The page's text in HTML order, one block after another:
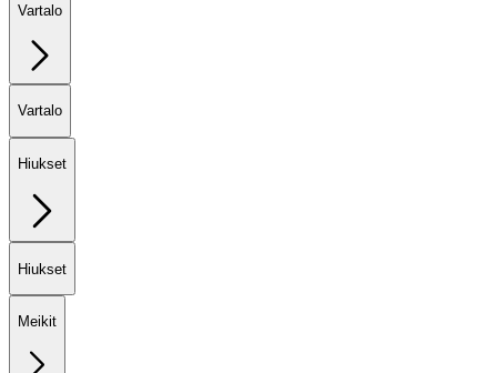
Vartalo
Vartalo
Hiukset
Hiukset
Meikit